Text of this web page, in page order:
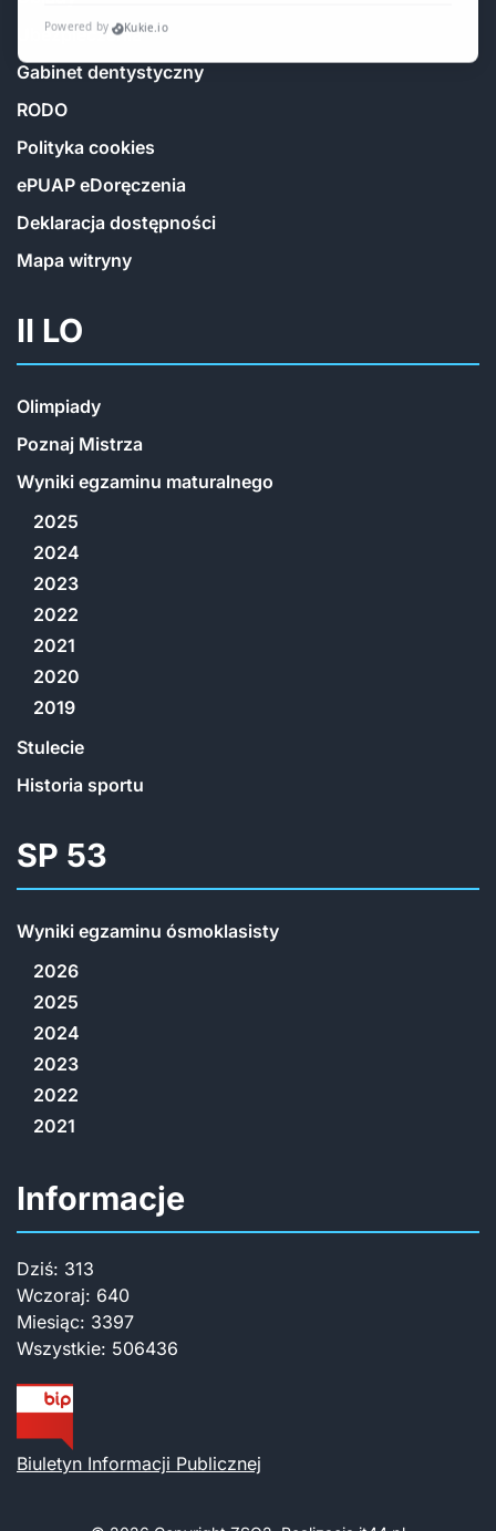
Ubezpieczenia
Gabinet dentystyczny
RODO
Polityka cookies
ePUAP eDoręczenia
Deklaracja dostępności
Mapa witryny
II LO
Olimpiady
Poznaj Mistrza
Wyniki egzaminu maturalnego
2025
2024
2023
2022
2021
2020
2019
Stulecie
Historia sportu
SP 53
Wyniki egzaminu ósmoklasisty
2026
2025
2024
2023
2022
2021
Informacje
Dziś: 313
Wczoraj: 640
Miesiąc: 3397
Wszystkie: 506436
Biuletyn Informacji Publicznej